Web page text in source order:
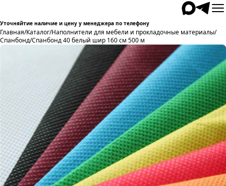
Уточняйтие наличие и цену у менеджера по телефону
Главная/Каталог/Наполнители для мебели и прокладочные материалы/
Спанбонд/Спанбонд 40 белый шир 160 cм 500 м